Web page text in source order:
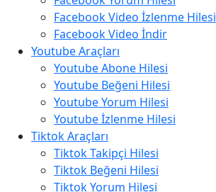
Facebook Video İzlenme Hilesi
Facebook Video İndir
Youtube Araçları
Youtube Abone Hilesi
Youtube Beğeni Hilesi
Youtube Yorum Hilesi
Youtube İzlenme Hilesi
Tiktok Araçları
Tiktok Takipçi Hilesi
Tiktok Beğeni Hilesi
Tiktok Yorum Hilesi